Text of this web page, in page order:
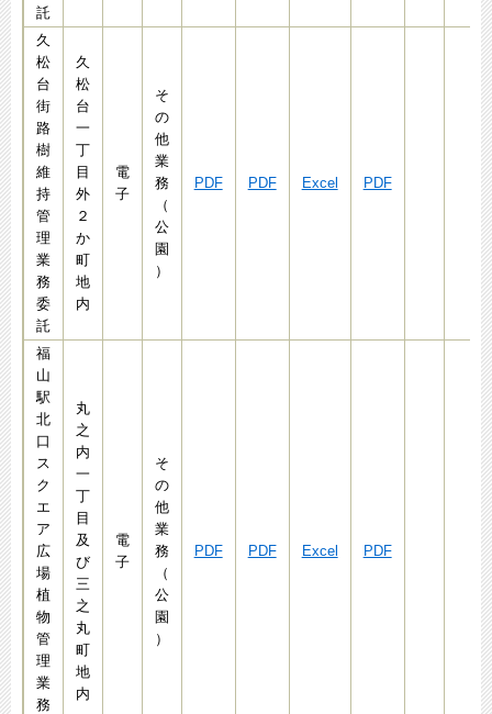
託
久
松
台
街
路
樹
維
持
管
理
業
務
委
託
久
松
台
一
丁
目
外
２
か
町
地
内
電
子
そ
の
他
業
務
（
公
園
）
PDF PDF Excel PDF
福
山
駅
北
口
ス
ク
エ
ア
広
場
植
物
管
理
業
務
丸
之
内
一
丁
目
及
び
三
之
丸
町
地
内
電
子
そ
の
他
業
務
（
公
園
）
PDF PDF Excel PDF